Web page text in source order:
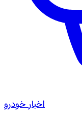
اخبار خودرو